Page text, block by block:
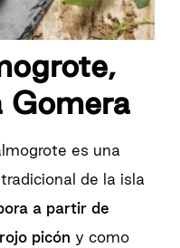
Gomera
es una
de la isla
a partir de
picón y como